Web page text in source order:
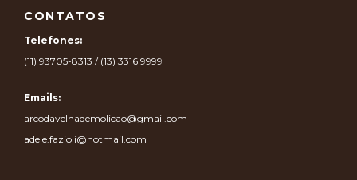
CONTATOS
Telefones:
(11) 93705-8313 / (13) 3316 9999
Emails:
arcodavelhademolicao@gmail.com
adele.fazioli@hotmail.com